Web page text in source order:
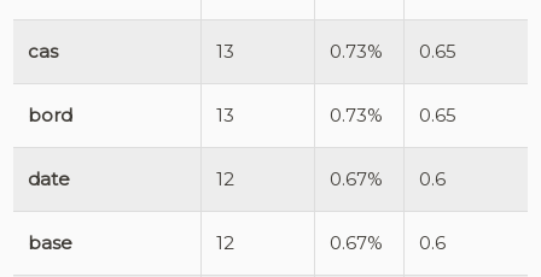
cas 13 0.73% 0.65
bord 13 0.73% 0.65
date 12 0.67% 0.6
base 12 0.67% 0.6